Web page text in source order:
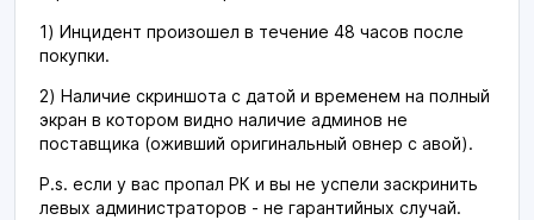
1) Инцидент произошел в течение 48 часов после
покупки.
2) Наличие скриншота с датой и временем на полный
экран в котором видно наличие админов не
поставщика (оживший оригинальный овнер с авой).
P.s. если у вас пропал РК и вы не успели заскринить
левых администраторов - не гарантийных случай.